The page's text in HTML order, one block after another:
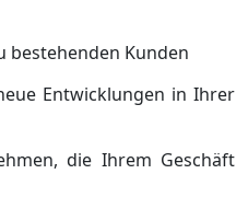
bestehenden Kunden
Entwicklungen in Ihrer
die Ihrem Geschäft